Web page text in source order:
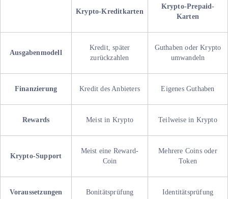
Krypto-Kreditkarten
Krypto-Prepaid-
Karten
Ausgabenmodell
Kredit, später
zurückzahlen
Guthaben oder Krypto
umwandeln
Finanzierung Kredit des Anbieters Eigenes Guthaben
Rewards Meist in Krypto Teilweise in Krypto
Krypto-Support
Meist eine Reward-
Coin
Mehrere Coins oder
Token
Voraussetzungen Bonitätsprüfung Identitätsprüfung